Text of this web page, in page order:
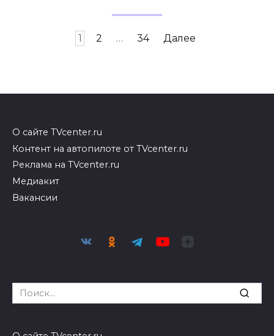
1 2 … 34 Далее
О сайте TVcenter.ru
Контент на автопилоте от TVcenter.ru
Реклама на TVcenter.ru
Медиакит
Вакансии
Search
for: